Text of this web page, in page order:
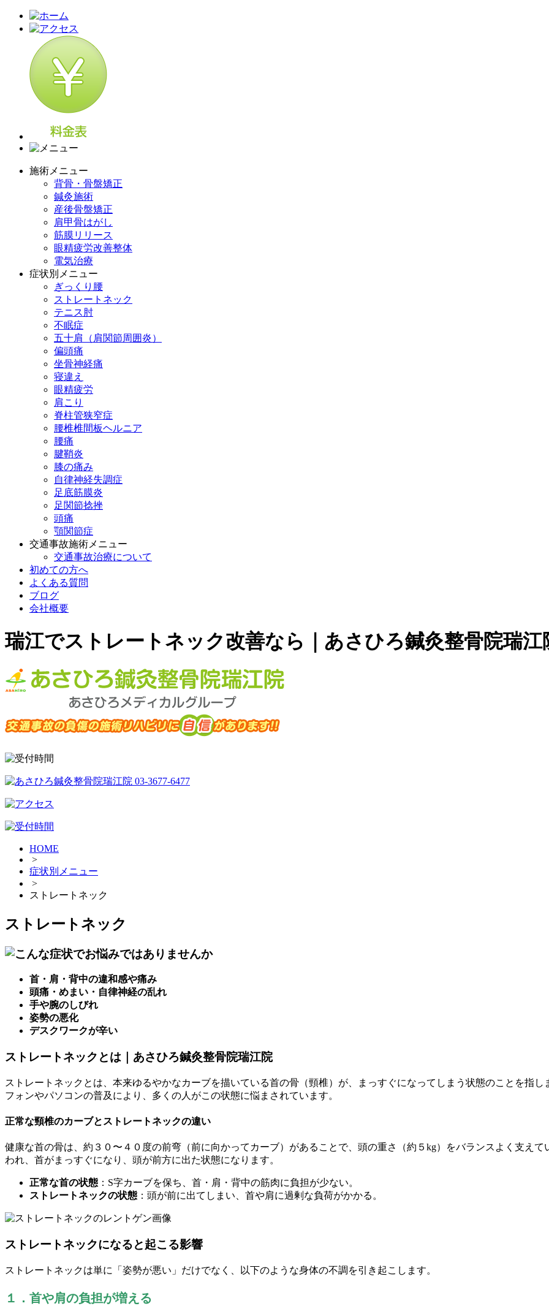
施術メニュー
背骨・骨盤矯正
鍼灸施術
産後骨盤矯正
肩甲骨はがし
筋膜リリース
眼精疲労改善整体
電気治療
症状別メニュー
ぎっくり腰
ストレートネック
テニス肘
不眠症
五十肩（肩関節周囲炎）
偏頭痛
坐骨神経痛
寝違え
眼精疲労
肩こり
脊柱管狭窄症
腰椎椎間板ヘルニア
腰痛
腱鞘炎
膝の痛み
自律神経失調症
足底筋膜炎
足関節捻挫
頭痛
顎関節症
交通事故施術メニュー
交通事故治療について
初めての方へ
よくある質問
ブログ
会社概要
瑞江でストレートネック改善なら｜あさひろ鍼灸整骨院瑞江
HOME
>
症状別メニュー
>
ストレートネック
ストレートネック
首・肩・背中の違和感や痛み
頭痛・めまい・自律神経の乱れ
手や腕のしびれ
姿勢の悪化
デスクワークが辛い
ストレートネックとは｜あさひろ鍼灸整骨院瑞江院
ストレートネックとは、本来ゆるやかなカーブを描いている首の骨（頸椎）が、まっすぐになってしまう状態のことを指
フォンやパソコンの普及により、多くの人がこの状態に悩まされています。
正常な頸椎のカーブとストレートネックの違い
健康な首の骨は、約３０〜４０度の前弯（前に向かってカーブ）があることで、頭の重さ（約５kg）をバランスよく支え
われ、首がまっすぐになり、頭が前方に出た状態になります。
正常な首の状態 ：S字カーブを保ち、首・肩・背中の筋肉に負担が少ない。
ストレートネックの状態 ：頭が前に出てしまい、首や肩に過剰な負荷がかかる。
ストレートネックになると起こる影響
ストレートネックは単に「姿勢が悪い」だけでなく、以下のような身体の不調を引き起こします。
１．首や肩の負担が増える